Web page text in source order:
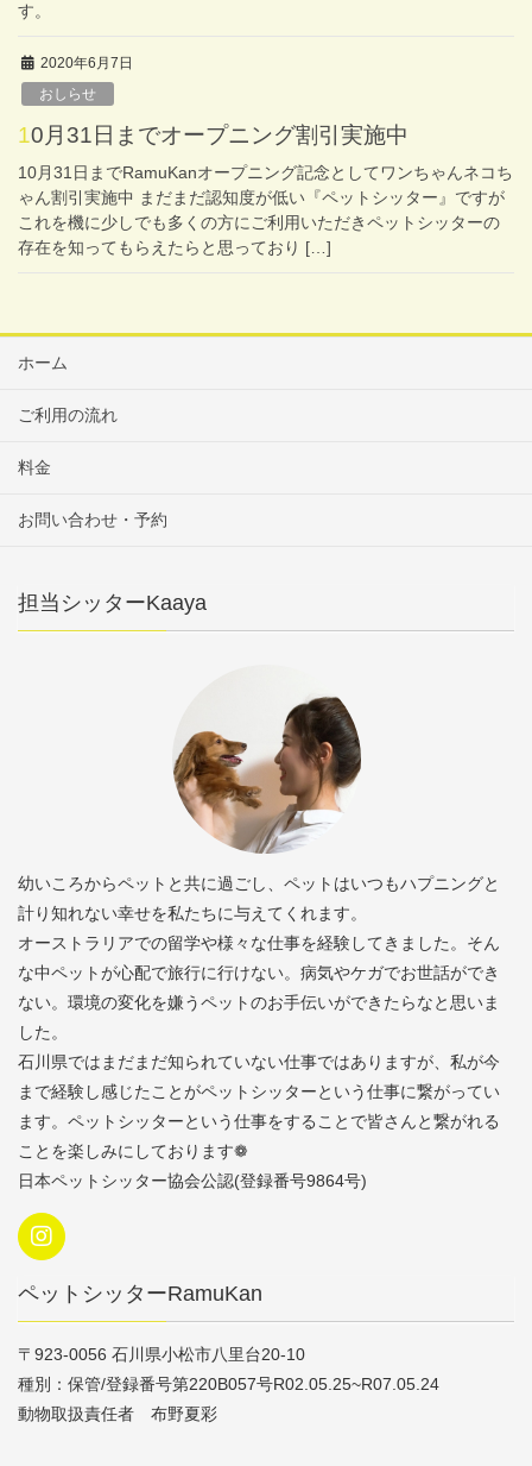
す。
2020年6月7日
おしらせ
10月31日までオープニング割引実施中
10月31日までRamuKanオープニング記念としてワンちゃんネコち
ゃん割引実施中 まだまだ認知度が低い『ペットシッター』ですが
これを機に少しでも多くの方にご利用いただきペットシッターの
存在を知ってもらえたらと思っており […]
ホーム
ご利用の流れ
料金
お問い合わせ・予約
担当シッターKaaya
幼いころからペットと共に過ごし、ペットはいつもハプニングと
計り知れない幸せを私たちに与えてくれます。
オーストラリアでの留学や様々な仕事を経験してきました。そん
な中ペットが心配で旅行に行けない。病気やケガでお世話ができ
ない。環境の変化を嫌うペットのお手伝いができたらなと思いま
した。
石川県ではまだまだ知られていない仕事ではありますが、私が今
まで経験し感じたことがペットシッターという仕事に繋がってい
ます。ペットシッターという仕事をすることで皆さんと繋がれる
ことを楽しみにしております❁
日本ペットシッター協会公認(登録番号9864号)
ペットシッターRamuKan
〒923-0056 石川県小松市八里台20-10
種別：保管/登録番号第220B057号R02.05.25~R07.05.24
動物取扱責任者 布野夏彩